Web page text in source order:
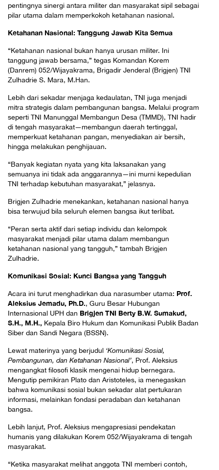
pentingnya sinergi antara militer dan masyarakat sipil sebagai
pilar utama dalam memperkokoh ketahanan nasional.
Ketahanan Nasional: Tanggung Jawab Kita Semua
“Ketahanan nasional bukan hanya urusan militer. Ini
tanggung jawab bersama,” tegas Komandan Korem
(Danrem) 052/Wijayakrama, Brigadir Jenderal (Brigjen) TNI
Zulhadrie S. Mara, M.Han.
Lebih dari sekadar menjaga kedaulatan, TNI juga menjadi
mitra strategis dalam pembangunan bangsa. Melalui program
seperti TNI Manunggal Membangun Desa (TMMD), TNI hadir
di tengah masyarakat—membangun daerah tertinggal,
memperkuat ketahanan pangan, menyediakan air bersih,
hingga melakukan penghijauan.
“Banyak kegiatan nyata yang kita laksanakan yang
semuanya ini tidak ada anggarannya—ini murni kepedulian
TNI terhadap kebutuhan masyarakat,” jelasnya.
Brigjen Zulhadrie menekankan, ketahanan nasional hanya
bisa terwujud bila seluruh elemen bangsa ikut terlibat.
“Peran serta aktif dari setiap individu dan kelompok
masyarakat menjadi pilar utama dalam membangun
ketahanan nasional yang tangguh,” tambah Brigjen
Zulhadrie.
Komunikasi Sosial: Kunci Bangsa yang Tangguh
Acara ini turut menghadirkan dua narasumber utama: Prof.
Aleksius Jemadu, Ph.D., Guru Besar Hubungan
Internasional UPH dan Brigjen TNI Berty B.W. Sumakud,
S.H., M.H., Kepala Biro Hukum dan Komunikasi Publik Badan
Siber dan Sandi Negara (BSSN).
Lewat materinya yang berjudul ‘Komunikasi Sosial,
Pembangunan, dan Ketahanan Nasional’, Prof. Aleksius
mengangkat filosofi klasik mengenai hidup bernegara.
Mengutip pemikiran Plato dan Aristoteles, ia menegaskan
bahwa komunikasi sosial bukan sekadar alat pertukaran
informasi, melainkan fondasi peradaban dan ketahanan
bangsa.
Lebih lanjut, Prof. Aleksius mengapresiasi pendekatan
humanis yang dilakukan Korem 052/Wijayakrama di tengah
masyarakat.
“Ketika masyarakat melihat anggota TNI memberi contoh,